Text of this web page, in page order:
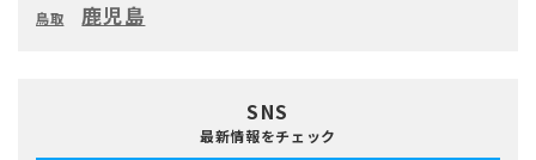
鳥取 鹿児島
SNS
最新情報をチェック